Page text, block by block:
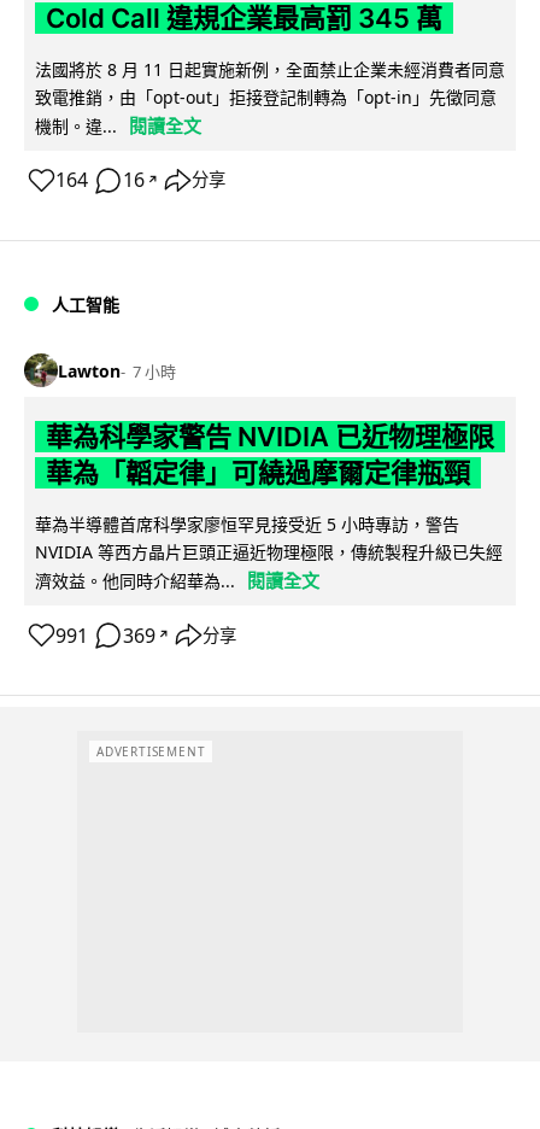
Cold Call 違規企業最高罰 345 萬
法國將於 8 月 11 日起實施新例，全面禁止企業未經消費者同意
致電推銷，由「opt-out」拒接登記制轉為「opt-in」先徵同意
機制。違...
閱讀全文
164 16 ↗ 分享
人工智能
Lawton 7 小時
華為科學家警告 NVIDIA 已近物理極限
華為「韜定律」可繞過摩爾定律瓶頸
華為半導體首席科學家廖恒罕見接受近 5 小時專訪，警告
NVIDIA 等西方晶片巨頭正逼近物理極限，傳統製程升級已失經
濟效益。他同時介紹華為...
閱讀全文
991 369 ↗ 分享
ADVERTISEMENT